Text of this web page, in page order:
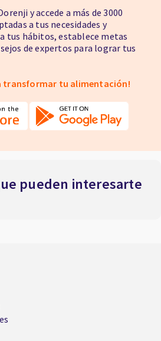
y accede a más de 3000
a tus necesidades y
tus hábitos, establece metas
de expertos para lograr tus
transformar tu alimentación!
pueden interesarte